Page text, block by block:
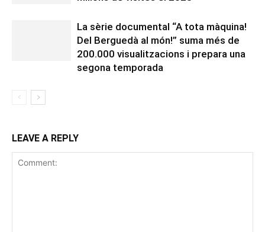
La sèrie documental “A tota màquina!
Del Berguedà al món!” suma més de
200.000 visualitzacions i prepara una
segona temporada
LEAVE A REPLY